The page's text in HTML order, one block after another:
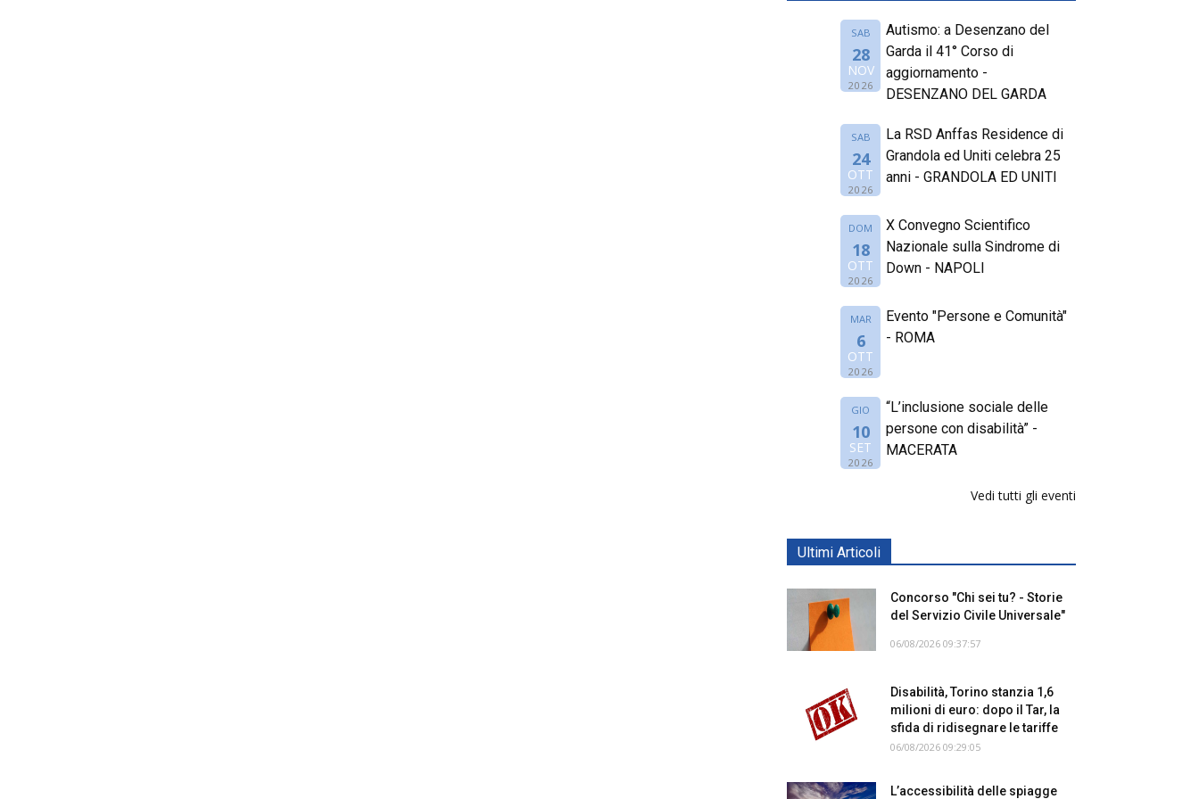
SAB
28
NOV
2026
Autismo: a Desenzano del
Garda il 41° Corso di
aggiornamento -
DESENZANO DEL GARDA
SAB
24
OTT
2026
La RSD Anffas Residence di
Grandola ed Uniti celebra 25
anni - GRANDOLA ED UNITI
DOM
18
OTT
2026
X Convegno Scientifico
Nazionale sulla Sindrome di
Down - NAPOLI
MAR
6
OTT
2026
Evento "Persone e Comunità"
- ROMA
GIO
10
SET
2026
“L’inclusione sociale delle
persone con disabilità” -
MACERATA
Vedi tutti gli eventi
Ultimi Articoli
Concorso "Chi sei tu? - Storie
del Servizio Civile Universale"
06/08/2026 09:37:57
Disabilità, Torino stanzia 1,6
milioni di euro: dopo il Tar, la
sfida di ridisegnare le tariffe
06/08/2026 09:29:05
L’accessibilità delle spiagge